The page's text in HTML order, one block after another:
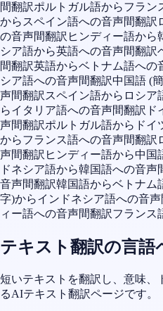
間翻訳ポルトガル語からフラン
からスペイン語への音声間翻訳
の音声間翻訳 ヒンディー語から
シア語から英語への音声間翻訳
間翻訳英語からベトナム語への
シア語への音声間翻訳中国語 (
声間翻訳 スペイン語からロシア
らイタリア語への音声間翻訳 ド
声間翻訳ポルトガル語からドイ
からフランス語への音声間翻訳
声間翻訳 ヒンディー語から中国
ドネシア語から韓国語への音声
音声間翻訳韓国語からベトナム
字)からインドネシア語への音声
ィー語への音声間翻訳フランス
テキスト翻訳の言語
短いテキストを翻訳し、意味、
るAIテキスト翻訳ページです。